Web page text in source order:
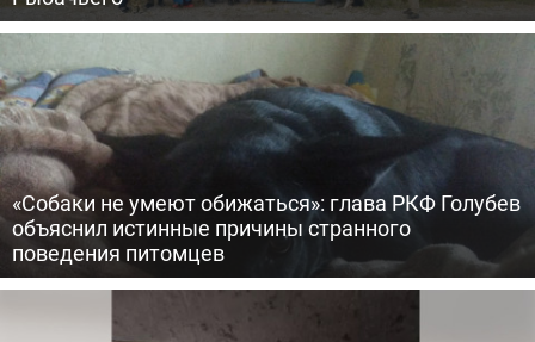
«Собаки не умеют обижаться»: глава РКФ Голубев
объяснил истинные причины странного
поведения питомцев